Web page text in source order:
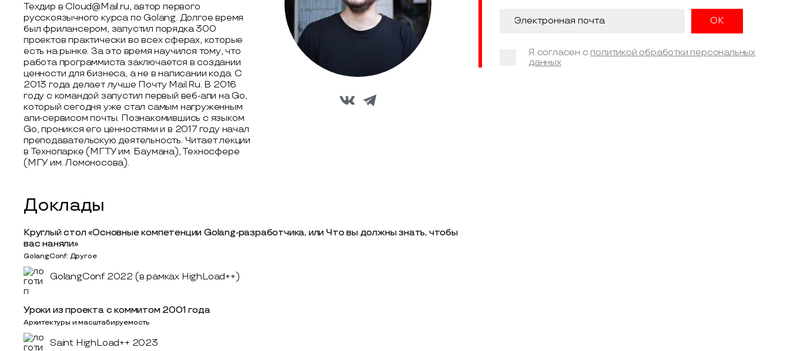
Техдир в Cloud@Mail.ru, автор первого
русскоязычного курса по Golang. Долгое время
был фрилансером, запустил порядка 300
проектов практически во всех сферах, которые
есть на рынке. За это время научился тому, что
работа программиста заключается в создании
ценности для бизнеса, а не в написании кода. С
2013 года делает лучше Почту Mail.Ru. В 2016
году с командой запустил первый веб-апи на Go,
который сегодня уже стал самым нагруженным
апи-сервисом почты. Познакомившись с языком
Go, проникся его ценностями и в 2017 году начал
преподавательскую деятельность. Читает лекции
в Технопарке (МГТУ им. Баумана), Техносфере
(МГУ им. Ломоносова).
Доклады
Круглый стол «Основные компетенции Golang-разработчика, или Что вы должны знать, чтобы
вас наняли»
GolangConf: Другое
GolangConf 2022 (в рамках HighLoad++)
Уроки из проекта с коммитом 2001 года
Архитектуры и масштабируемость
Saint HighLoad++ 2023
Я согласен с политикой обработки персональных
данных